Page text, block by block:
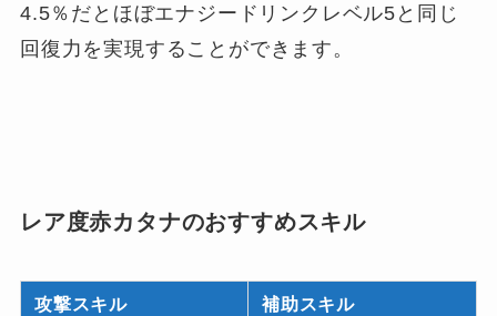
4.5％だとほぼエナジードリンクレベル5と同じ
回復力を実現することができます。
レア度赤カタナのおすすめスキル
攻撃スキル 補助スキル